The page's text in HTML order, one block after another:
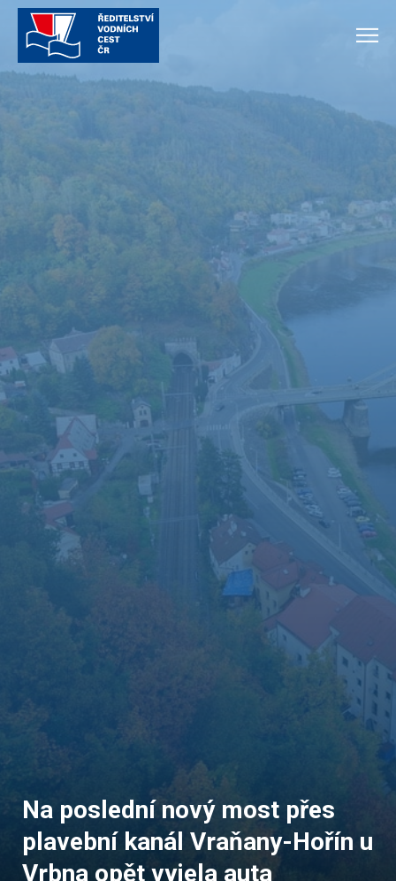
Na poslední nový most přes
plavební kanál Vraňany-Hořín u
Vrbna opět vyjela auta